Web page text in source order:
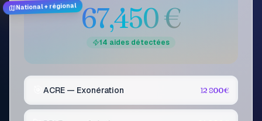
67,450€
14 aides détectées
ACRE — Exonération 12 800 €
National + régional